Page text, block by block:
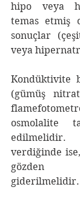
hipo veya
temas etmiş
sonuçlar
veya
Kondüktivite
(gümüş
osmolalite
verdiğinde
gözden
giderilmelidir.